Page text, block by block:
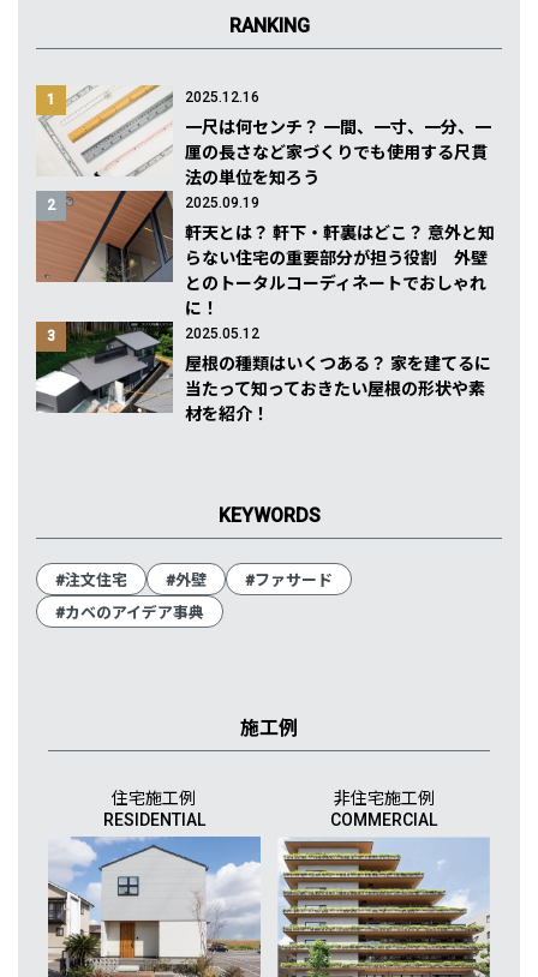
RANKING
1 2025.12.16
一尺は何センチ？ 一間、一寸、一分、一
厘の長さなど家づくりでも使用する尺貫
法の単位を知ろう
2 2025.09.19
軒天とは？ 軒下・軒裏はどこ？ 意外と知
らない住宅の重要部分が担う役割 外壁
とのトータルコーディネートでおしゃれ
に！
3 2025.05.12
屋根の種類はいくつある？ 家を建てるに
当たって知っておきたい屋根の形状や素
材を紹介！
KEYWORDS
#注文住宅 #外壁
#ファサード
#カベのアイデア事典
施工例
住宅施工例
RESIDENTIAL
非住宅施工例
COMMERCIAL